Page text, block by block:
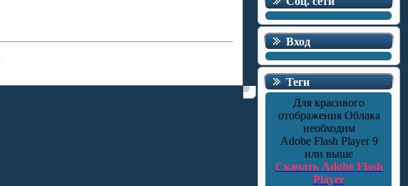
Вход
Теги
Для красивого
отображения Облака
необходим
Adobe Flash Player 9
или выше
Скачать Adobe Flash
Player